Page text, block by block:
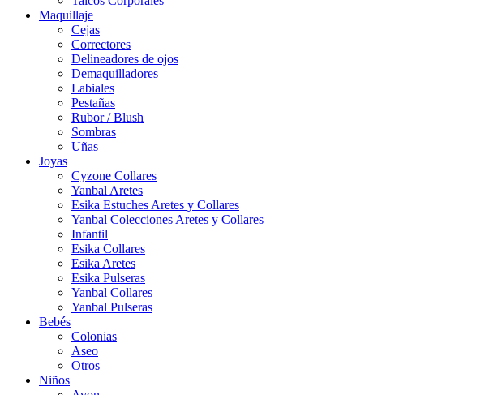
Maquillaje
Cejas
Correctores
Delineadores de ojos
Demaquilladores
Labiales
Pestañas
Rubor / Blush
Sombras
Uñas
Joyas
Cyzone Collares
Yanbal Aretes
Esika Estuches Aretes y Collares
Yanbal Colecciones Aretes y Collares
Infantil
Esika Collares
Esika Aretes
Esika Pulseras
Yanbal Collares
Yanbal Pulseras
Bebés
Colonias
Aseo
Otros
Niños